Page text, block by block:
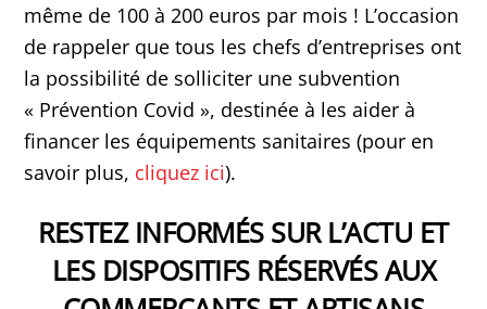
même de 100 à 200 euros par mois ! L’occasion
de rappeler que tous les chefs d’entreprises ont
la possibilité de solliciter une subvention
« Prévention Covid », destinée à les aider à
financer les équipements sanitaires (pour en
savoir plus, cliquez ici).
RESTEZ INFORMÉS SUR L’ACTU ET
LES DISPOSITIFS RÉSERVÉS AUX